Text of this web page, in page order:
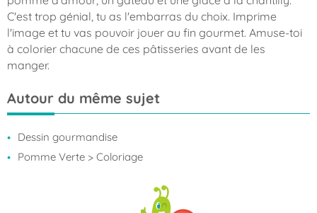
C'est trop génial, tu as l'embarras du choix. Imprime
l'image et tu vas pouvoir jouer au fin gourmet. Amuse-toi
à colorier chacune de ces pâtisseries avant de les
manger.
Autour du même sujet
Dessin gourmandise
Pomme Verte > Coloriage